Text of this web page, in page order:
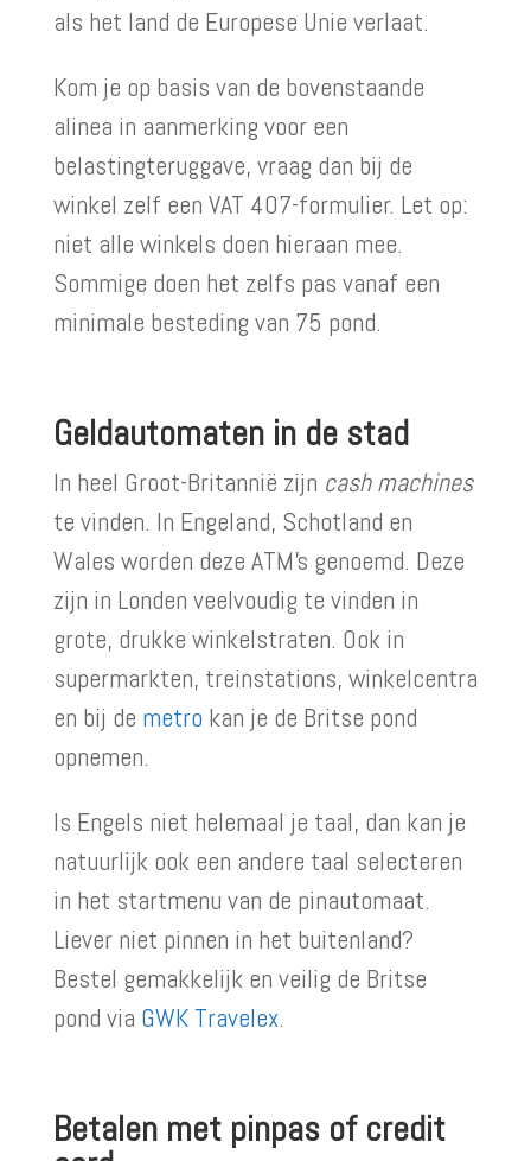
als het land de Europese Unie verlaat.
Kom je op basis van de bovenstaande
alinea in aanmerking voor een
belastingteruggave, vraag dan bij de
winkel zelf een VAT 407-formulier. Let op:
niet alle winkels doen hieraan mee.
Sommige doen het zelfs pas vanaf een
minimale besteding van 75 pond.
Geldautomaten in de stad
In heel Groot-Britannië zijn cash machines
te vinden. In Engeland, Schotland en
Wales worden deze ATM’s genoemd. Deze
zijn in Londen veelvoudig te vinden in
grote, drukke winkelstraten. Ook in
supermarkten, treinstations, winkelcentra
en bij de metro kan je de Britse pond
opnemen.
Is Engels niet helemaal je taal, dan kan je
natuurlijk ook een andere taal selecteren
in het startmenu van de pinautomaat.
Liever niet pinnen in het buitenland?
Bestel gemakkelijk en veilig de Britse
pond via GWK Travelex.
Betalen met pinpas of credit